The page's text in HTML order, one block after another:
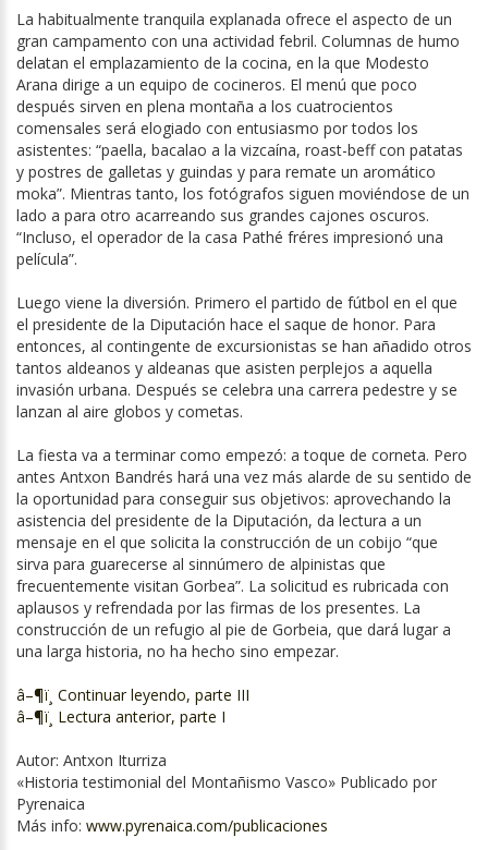
La habitualmente tranquila explanada ofrece el aspecto de un
gran campamento con una actividad febril. Columnas de humo
delatan el emplazamiento de la cocina, en la que Modesto
Arana dirige a un equipo de cocineros. El menú que poco
después sirven en plena montaña a los cuatrocientos
comensales será elogiado con entusiasmo por todos los
asistentes: “paella, bacalao a la vizcaína, roast-beff con patatas
y postres de galletas y guindas y para remate un aromático
moka”. Mientras tanto, los fotógrafos siguen moviéndose de un
lado a para otro acarreando sus grandes cajones oscuros.
“Incluso, el operador de la casa Pathé fréres impresionó una
película”.
Luego viene la diversión. Primero el partido de fútbol en el que
el presidente de la Diputación hace el saque de honor. Para
entonces, al contingente de excursionistas se han añadido otros
tantos aldeanos y aldeanas que asisten perplejos a aquella
invasión urbana. Después se celebra una carrera pedestre y se
lanzan al aire globos y cometas.
La fiesta va a terminar como empezó: a toque de corneta. Pero
antes Antxon Bandrés hará una vez más alarde de su sentido de
la oportunidad para conseguir sus objetivos: aprovechando la
asistencia del presidente de la Diputación, da lectura a un
mensaje en el que solicita la construcción de un cobijo “que
sirva para guarecerse al sinnúmero de alpinistas que
frecuentemente visitan Gorbea”. La solicitud es rubricada con
aplausos y refrendada por las firmas de los presentes. La
construcción de un refugio al pie de Gorbeia, que dará lugar a
una larga historia, no ha hecho sino empezar.
â–¶ï¸ Continuar leyendo, parte III
â–¶ï¸ Lectura anterior, parte I
Autor: Antxon Iturriza
«Historia testimonial del Montañismo Vasco» Publicado por
Pyrenaica
Más info: www.pyrenaica.com/publicaciones